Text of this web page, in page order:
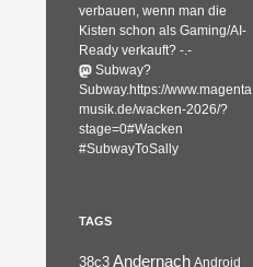
verbauen, wenn man die
Kisten schon als Gaming/AI-
Ready verkauft? -.-
Subway?
Subway.https://www.magenta
musik.de/wacken-2026/?
stage=0#Wacken
#SubwayToSally
TAGS
38c3 Andernach Android